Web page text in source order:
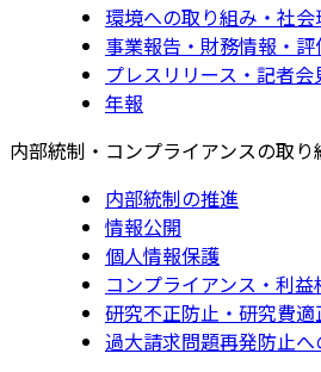
環境への取り組み・社
事業報告・財務情報・
プレスリリース・記者会
年報
内部統制・コンプライアンスの取り
内部統制の推進
情報公開
個人情報保護
コンプライアンス・利益
研究不正防止・研究費
過大請求問題再発防止へ